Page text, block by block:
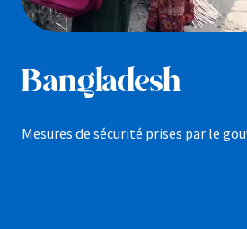
Bangladesh
Mesures de sécurité prises par le